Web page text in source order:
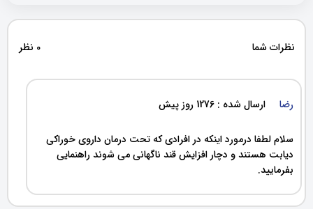
نظرات شما 0 نظر
رضا ارسال شده : 1276 روز پیش
سلام لطفا درمورد اینکه در افرادی که تحت درمان داروی خوراکی
دیابت هستند و دچار افزایش قند ناگهانی می شوند راهنمایی
بفرمایید.